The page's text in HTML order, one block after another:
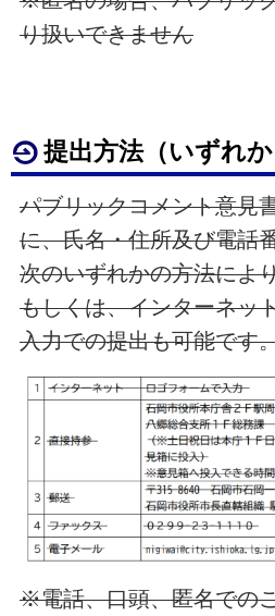
り扱いできません
提出方法（いずれか
パブリックコメント意見
に、氏名・住所及び電話
次のいずれかの方法によ
もしくは、インターネッ
入力での提出も可能です
※電話、口頭、匿名での